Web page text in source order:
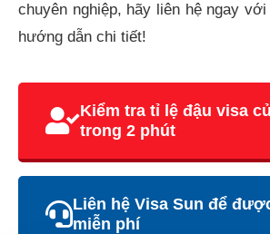
chuyên nghiệp, hãy liên hệ ngay
hướng dẫn chi tiết!
Kiểm tra tỉ lệ đậu visa
trong 2 phút
Liên hệ Visa Sun để
miễn phí